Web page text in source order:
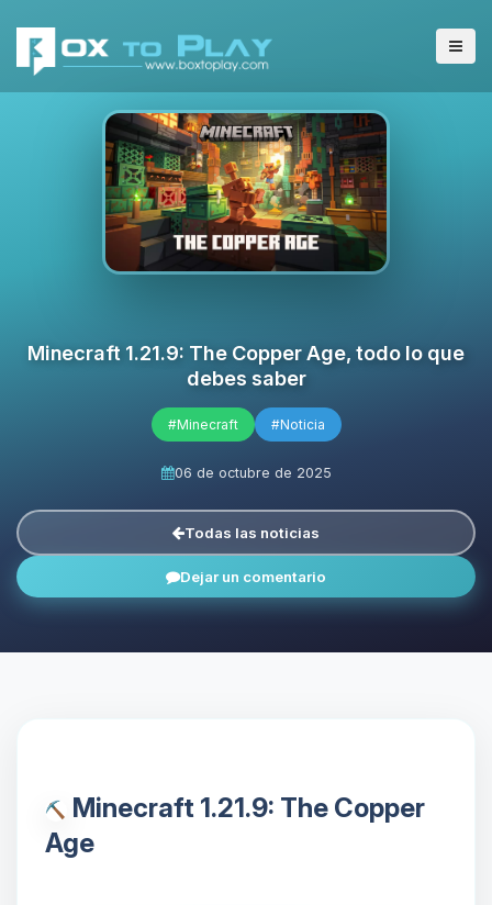
Minecraft 1.21.9: The Copper Age, todo lo que
debes saber
#Minecraft #Noticia
06 de octubre de 2025
Todas las noticias
Dejar un comentario
Minecraft 1.21.9: The Copper
Age